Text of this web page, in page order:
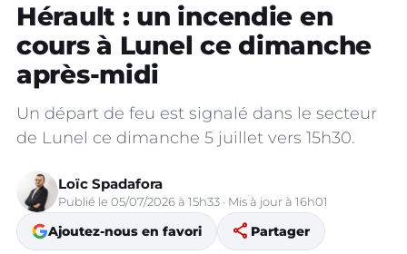
Hérault : un incendie en
cours à Lunel ce dimanche
après-midi
Un départ de feu est signalé dans le secteur
de Lunel ce dimanche 5 juillet vers 15h30.
Loïc Spadafora
Publié le 05/07/2026 à 15h33 · Mis à jour à 16h01
Ajoutez-nous en favori share Partager